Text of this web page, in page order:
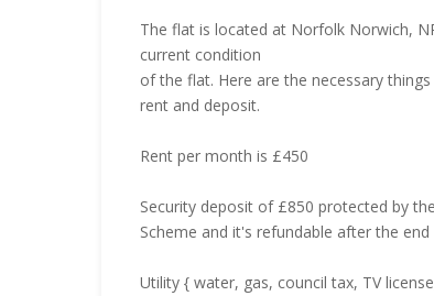
The flat is located at Norfolk Norwich,
current condition
of the flat. Here are the necessary
rent and deposit.
Rent per month is £450
Security deposit of £850 protected by
Scheme and it's refundable after the
Utility { water, gas, council tax, TV